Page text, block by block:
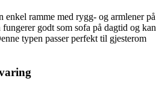
enkel ramme med rygg- og armlener på
godt som sofa på dagtid og kan
typen passer perfekt til gjesterom